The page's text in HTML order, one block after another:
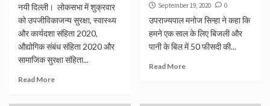
नयी दिल्ली। लोकसभा में शुक्रवार
को उपजीविकाजन्य सुरक्षा, स्वास्थ्य
और कार्यदशा संहिता 2020,
औद्योगिक संबंध संहिता 2020 और
सामाजिक सुरक्षा संहिता...
Read More
September 19, 2020 0
उपराज्यपाल मनोज सिन्हा ने कहा कि
हमने एक साल के लिए बिजली और
पानी के बिल में 50 फीसदी की...
Read More